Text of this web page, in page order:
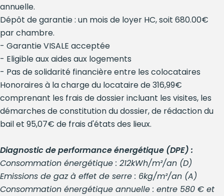
annuelle.
Dépôt de garantie : un mois de loyer HC, soit 680.00€
par chambre.
- Garantie VISALE acceptée
- Eligible aux aides aux logements
- Pas de solidarité financière entre les colocataires
Honoraires à la charge du locataire de 316,99€
comprenant les frais de dossier incluant les visites, les
démarches de constitution du dossier, de rédaction du
bail et 95,07€ de frais d'états des lieux.
Diagnostic de performance énergétique (DPE) :
Consommation énergétique : 212kWh/m²/an (D)
Emissions de gaz à effet de serre : 6kg/m²/an (A)
Consommation énergétique annuelle : entre 580 € et